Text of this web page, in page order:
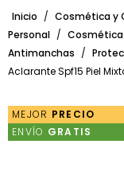
Inicio / Cosmética y
Personal / Cosmética
Antimanchas /
Aclarante Spf15 Piel
MEJOR PRECIO
ENVÍO GRATIS